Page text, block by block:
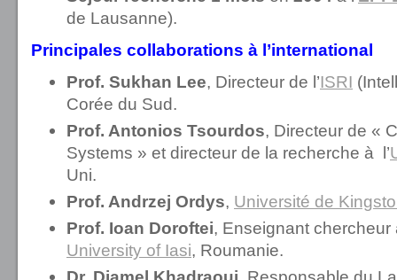
de Lausanne).
Principales collaborations à l’international
Prof. Sukhan Lee, Directeur de l’ISRI
Corée du Sud.
Prof. Antonios Tsourdos, Directeur de «
Systems » et directeur de la recherche à l’
Uni.
Prof. Andrzej Ordys, Université de
Prof. Ioan Doroftei, Enseignant
University of Iasi, Roumanie.